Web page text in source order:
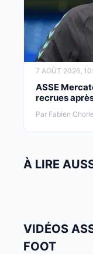
7 AOÛT 2026,
ASSE
recrues
Par Fabien
À LIRE
VIDÉOS
FOOT